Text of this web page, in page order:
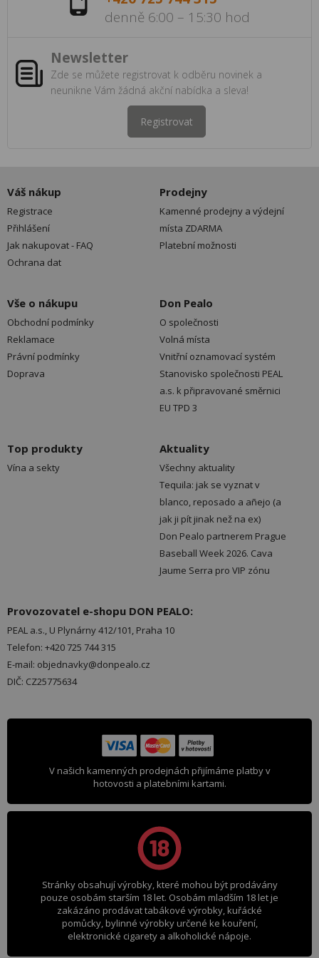
denně 6:00 – 15:30 hod
Newsletter
Zde se můžete registrovat k odběru novinek a
neunikne Vám žádná akční nabídka a sleva!
Registrovat
Váš nákup
Registrace
Přihlášení
Jak nakupovat - FAQ
Ochrana dat
Prodejny
Kamenné prodejny a výdejní
místa ZDARMA
Platební možnosti
Vše o nákupu
Obchodní podmínky
Reklamace
Právní podmínky
Doprava
Don Pealo
O společnosti
Volná místa
Vnitřní oznamovací systém
Stanovisko společnosti PEAL
a.s. k připravované směrnici
EU TPD 3
Top produkty
Vína a sekty
Aktuality
Všechny aktuality
Tequila: jak se vyznat v
blanco, reposado a añejo (a
jak ji pít jinak než na ex)
Don Pealo partnerem Prague
Baseball Week 2026. Cava
Jaume Serra pro VIP zónu
Provozovatel e-shopu DON PEALO:
PEAL a.s., U Plynárny 412/101, Praha 10
Telefon: +420 725 744 315
E-mail: objednavky@donpealo.cz
DIČ: CZ25775634
V našich kamenných prodejnách přijímáme platby v
hotovosti a platebními kartami.
Stránky obsahují výrobky, které mohou být prodávány
pouze osobám starším 18 let. Osobám mladším 18 let je
zakázáno prodávat tabákové výrobky, kuřácké
pomůcky, bylinné výrobky určené ke kouření,
elektronické cigarety a alkoholické nápoje.